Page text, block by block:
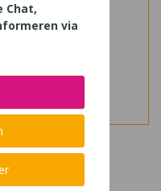
(2021)
Chat,
via